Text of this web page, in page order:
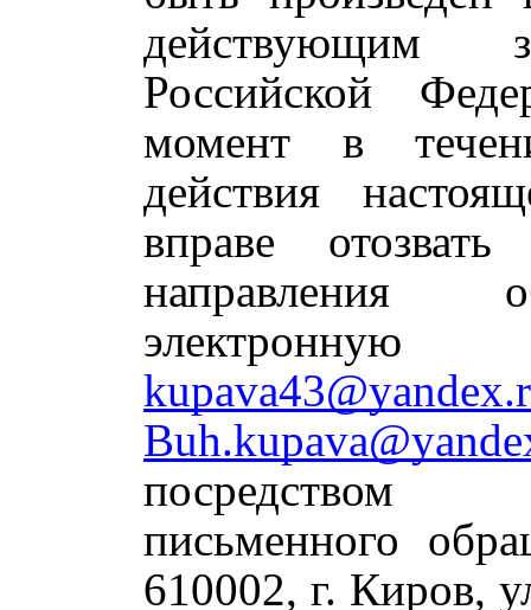
действующим
Российской
момент в
действия
вправе
направления
посредством
письменного
610002, г. Киров,